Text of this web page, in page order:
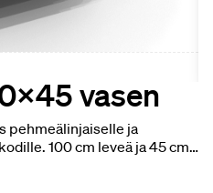
vasen
pehmeälinjaiselle ja
100 cm leveä ja 45 cm
yhdistelmä